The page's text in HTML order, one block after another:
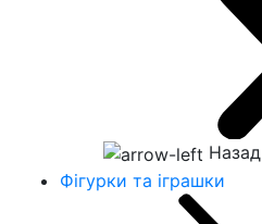
Назад
Фігурки та іграшки